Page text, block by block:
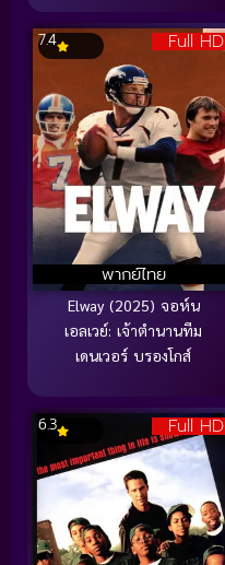
Full HD
พากย์ไทย
7.4
Elway (2025) จอห์น
เอลเวย์: เจ้าตำนานทีม
เดนเวอร์ บรองโกส์
Full HD
6.3